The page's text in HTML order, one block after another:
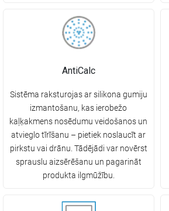
AntiCalc
Sistēma raksturojas ar silikona gumiju
izmantošanu, kas ierobežo
kaļķakmens nosēdumu veidošanos un
atvieglo tīrīšanu – pietiek noslaucīt ar
pirkstu vai drānu. Tādējādi var novērst
sprauslu aizsērēšanu un pagarināt
produkta ilgmūžību.